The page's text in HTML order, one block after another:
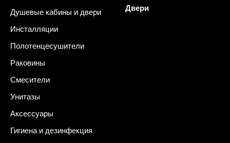
Душевые кабины и двери
Инсталляции
Полотенцесушители
Раковины
Смесители
Унитазы
Аксессуары
Гигиена и дезинфекция
Двери